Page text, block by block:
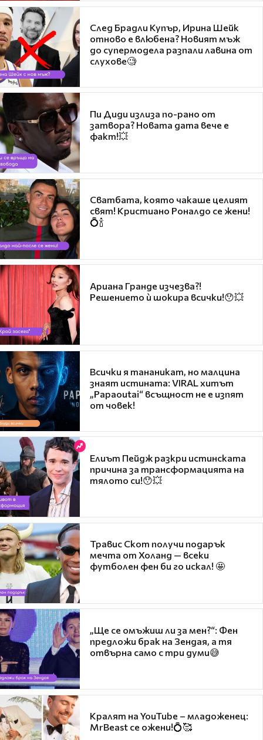
След Брадли Купър, Ирина Шейк
отново е влюбена? Новият мъж
до супермодела разпали лавина от
слухове🧐
Пи Диди излиза по-рано от
затвора? Новата дата вече е
факт!💥
Сватбата, която чакаше целият
свят! Кристиано Роналдо се жени!
💍🍾
Ариана Гранде изчезва?!
Решението ѝ шокира всички!😯💥
Всички я тананикат, но малцина
знаят истината: VIRAL хитът
„Papaoutai“ всъщност не е изпят
от човек!
Елиът Пейдж разкри истинската
причина за трансформацията на
тялото си!😯💥
Травис Скот получи подарък
мечта от Холанд — всеки
футболен фен би го искал! 🤩
„Ще се омъжиш ли за мен?“: Фен
предложи брак на Зендая, а тя
отвърна само с три думи😅
Кралят на YouTube – младоженец:
MrBeast се ожени!💍🥰